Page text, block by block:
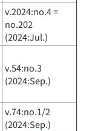
v.2024:no.4 =
no.202
(2024:Jul.)
v.54:no.3
(2024:Sep.)
v.74:no.1/2
(2024:Sep.)